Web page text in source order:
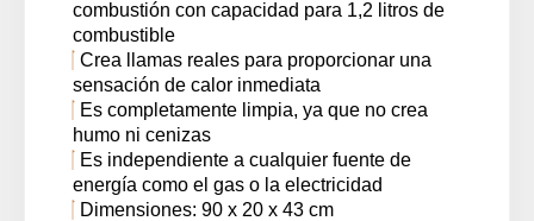
combustión con capacidad para 1,2 litros de
combustible
Crea llamas reales para proporcionar una
sensación de calor inmediata
Es completamente limpia, ya que no crea
humo ni cenizas
Es independiente a cualquier fuente de
energía como el gas o la electricidad
Dimensiones: 90 x 20 x 43 cm